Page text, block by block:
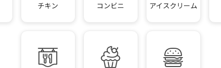
チキン コンビニ アイスクリーム